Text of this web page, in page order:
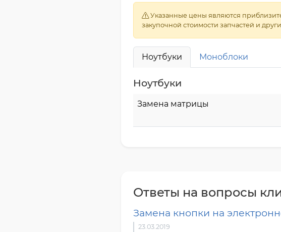
Указанные цены являются
закупочной стоимости запчастей и
Ноутбуки Моноблоки
Ноутбуки
Замена матрицы
Ответы на вопросы
Замена кнопки на
23.03.2019